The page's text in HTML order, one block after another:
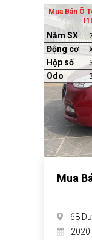
Mua Bán Ô
Năm SX
Động cơ
Hộp số
Odo
Mua
68
2020